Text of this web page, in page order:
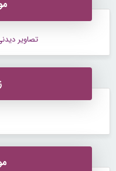
تصاویر